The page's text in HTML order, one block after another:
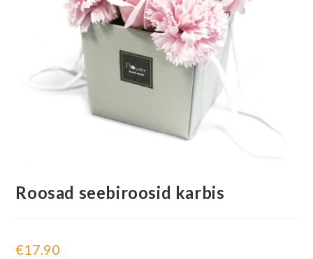
Roosad seebiroosid karbis
€17.90